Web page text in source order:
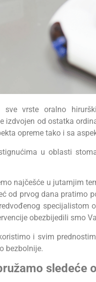
sve vrste oralno
izdvojen od ostatka
opreme tako i sa
u oblasti
najčešće u jutarnjim
od prvog dana pratimo
specijalistom
obezbijedili smo
i svim
bezbolnije.
sledeće